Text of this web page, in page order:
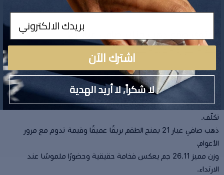
طول العقد: 56 سم
محتوى طقم ذهب جنزير صافي عيار 21
مميزات طقم ذهب جنزير عيار 21 وزن 26.11 جم
يمنحك أناقة تنطق بالهدوء
تصميم جنزير ناعم ومتوازن ينسجم بسلاسة مع مختلف الإطلالات دون
تكلّف.
ذهب صافي عيار 21 يمنح الطقم بريقًا عميقًا وقيمة تدوم مع مرور
الأعوام.
وزن مميز 26.11 جم يعكس فخامة حقيقية وحضورًا ملموسًا عند
الارتداء.
ادخال
اشترك الآن
لا شكراً, لا أريد الهدية